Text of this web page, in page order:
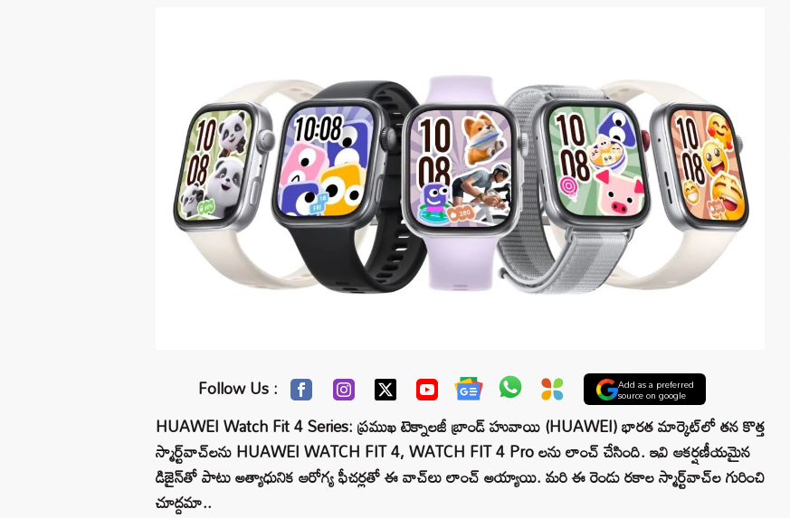
Follow Us : Add as a preferred
source on google
HUAWEI Watch Fit 4 Series: ప్రముఖ టెక్నాలజీ బ్రాండ్ హువాయి (HUAWEI) భారత మార్కెట్‌లో తన కొత్త
స్మార్ట్‌వాచ్‌లను HUAWEI WATCH FIT 4, WATCH FIT 4 Pro లను లాంచ్ చేసింది. ఇవి ఆకర్షణీయమైన
డిజైన్‌తో పాటు అత్యాధునిక ఆరోగ్య ఫీచర్లతో ఈ వాచ్‌లు లాంచ్ అయ్యాయి. మరి ఈ రెండు రకాల స్మార్ట్‌వాచ్‌ల గురించి
చూద్దమా..